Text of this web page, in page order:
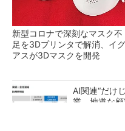
新型コロナで深刻なマスク不
足を3Dプリンタで解消、イグ
アスが3Dマスクを開発
AI関連“だけ
業、地道な